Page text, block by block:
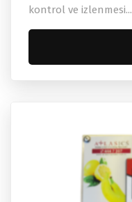
kontrol ve izlenmesi...